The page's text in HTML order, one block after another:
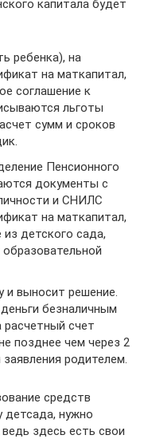
капитала будет
ребенка), на
на маткапитал,
соглашение к
льготы
сумм и сроков
Пенсионного
документы с
и СНИЛС
на маткапитал,
детского сада,
и выносит решение.
безналичным
расчетный счет
позднее чем через 2
родителем.
средств
детсада, нужно
здесь есть свои